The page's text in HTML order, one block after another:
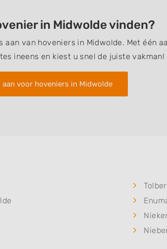
in Midwolde vinden?
van hoveniers in Midwolde. Met één
ineens en kiest u snel de juiste vakman!
aan voor hoveniers in Midwolde